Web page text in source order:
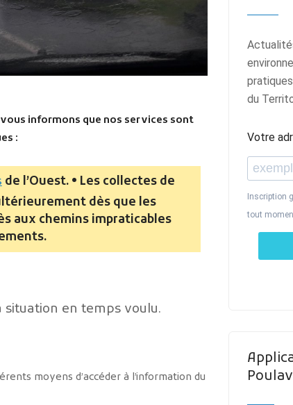
informons que nos services sont
:
de l’Ouest. • Les collectes de
dès que les
aux chemins impraticables
situation en temps voulu.
moyens d’accéder à l’information du
du
Votre
Inscription
tout